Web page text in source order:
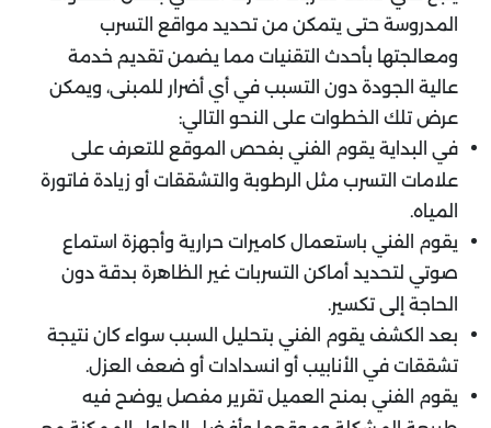
المدروسة حتى يتمكن من تحديد مواقع التسرب
ومعالجتها بأحدث التقنيات مما يضمن تقديم خدمة
عالية الجودة دون التسبب في أي أضرار للمبنى، ويمكن
عرض تلك الخطوات على النحو التالي:
في البداية يقوم الفني بفحص الموقع للتعرف على
علامات التسرب مثل الرطوبة والتشققات أو زيادة فاتورة
المياه.
يقوم الفني باستعمال كاميرات حرارية وأجهزة استماع
صوتي لتحديد أماكن التسربات غير الظاهرة بدقة دون
الحاجة إلى تكسير.
بعد الكشف يقوم الفني بتحليل السبب سواء كان نتيجة
تشققات في الأنابيب أو انسدادات أو ضعف العزل.
يقوم الفني بمنح العميل تقرير مفصل يوضح فيه